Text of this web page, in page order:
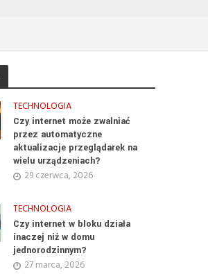
TECHNOLOGIA
Czy internet może zwalniać
przez automatyczne
aktualizacje przeglądarek na
wielu urządzeniach?
29 czerwca, 2026
TECHNOLOGIA
Czy internet w bloku działa
inaczej niż w domu
jednorodzinnym?
27 marca, 2026